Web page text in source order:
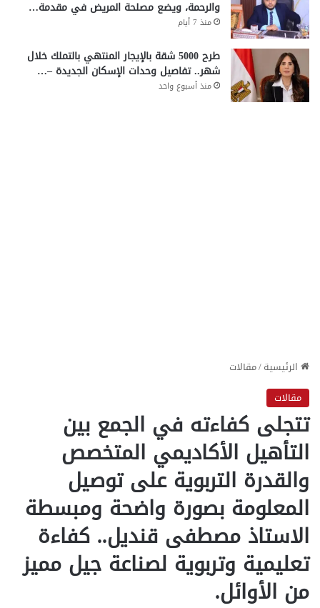
والرحمة، ويضع مصلحة المريض في مقدمة…
منذ 7 أيام
طرح 5000 شقة بالإيجار المنتهي بالتملك خلال
شهر.. تفاصيل وحدات الإسكان الجديدة –…
منذ أسبوع واحد